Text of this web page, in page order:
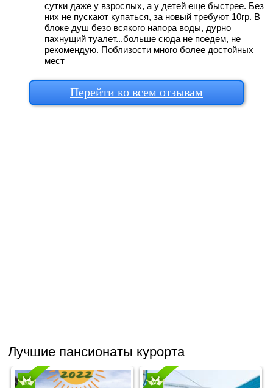
сутки даже у взрослых, а у детей еще быстрее. Без
них не пускают купаться, за новый требуют 10гр. В
блоке душ безо всякого напора воды, дурно
пахнущий туалет...больше сюда не поедем, не
рекомендую. Поблизости много более достойных
мест
Перейти ко всем отзывам
Лучшие пансионаты курорта